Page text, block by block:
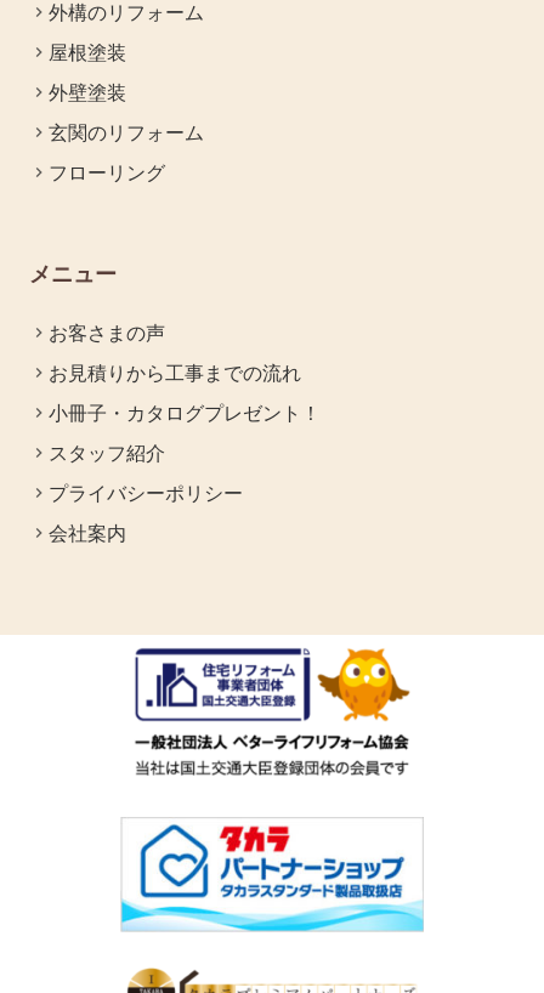
外構のリフォーム
屋根塗装
外壁塗装
玄関のリフォーム
フローリング
メニュー
お客さまの声
お見積りから工事までの流れ
小冊子・カタログプレゼント！
スタッフ紹介
プライバシーポリシー
会社案内